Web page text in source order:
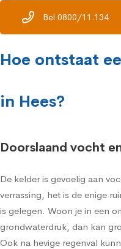
Bel 0800/11.134
Hoe ontstaat
in Hees?
Doorslaand vocht
De kelder is gevoelig aan
verrassing, het is de enige
is gelegen. Woon je in een
grondwaterdruk, dan kan
Ook na hevige regenval